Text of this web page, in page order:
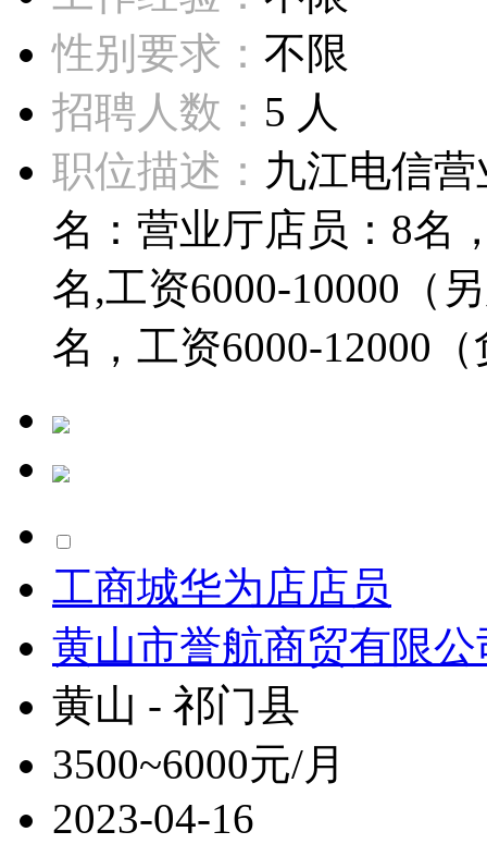
性别要求： 不限
招聘人数： 5 人
职位描述： 九江电信
名：营业厅店员：8名
名,工资6000-10000（
名，工资6000-12000
工商城华为店店员
黄山市誉航商贸有限公
黄山 - 祁门县
3500~6000元/月
2023-04-16